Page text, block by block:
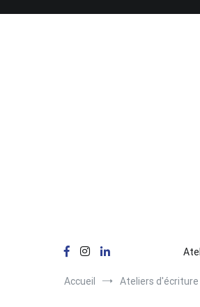
Accueil Ateliers